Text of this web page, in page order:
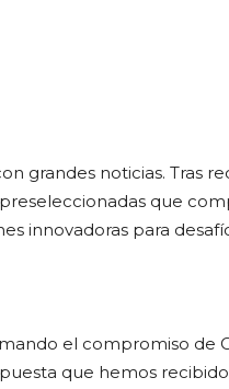
grandes noticias. Tras
que
innovadoras para
el compromiso de
que hemos